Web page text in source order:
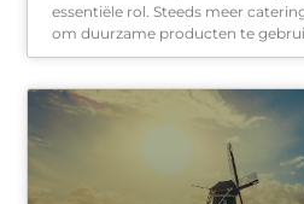
essentiële rol. Steeds meer
om duurzame producten te